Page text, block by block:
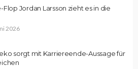
Flop Jordan Larsson zieht es in die
2026
sorgt mit Karriereende-Aussage für